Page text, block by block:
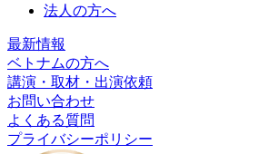
法人の方へ
最新情報
ベトナムの方へ
講演・取材・出演依頼
お問い合わせ
よくある質問
プライバシーポリシー